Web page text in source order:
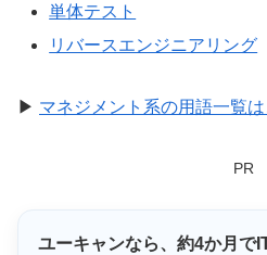
単体テスト
リバースエンジニアリング
▶ マネジメント系の用語一覧
PR
ユーキャンなら、 約4か月 で